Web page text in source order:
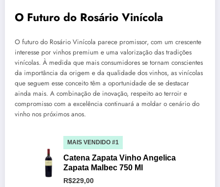
O Futuro do Rosário Vinícola
O futuro do Rosário Vinícola parece promissor, com um crescente
interesse por vinhos premium e uma valorização das tradições
vinícolas. À medida que mais consumidores se tornam conscientes
da importância da origem e da qualidade dos vinhos, as vinícolas
que seguem esse conceito têm a oportunidade de se destacar
ainda mais. A combinação de inovação, respeito ao terroir e
compromisso com a excelência continuará a moldar o cenário do
vinho nos próximos anos.
MAIS VENDIDO #1
Catena Zapata Vinho Angelica
Zapata Malbec 750 Ml
R$229,00